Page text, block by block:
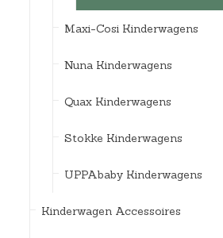
Maxi-Cosi Kinderwagens
Nuna Kinderwagens
Quax Kinderwagens
Stokke Kinderwagens
UPPAbaby Kinderwagens
Kinderwagen Accessoires